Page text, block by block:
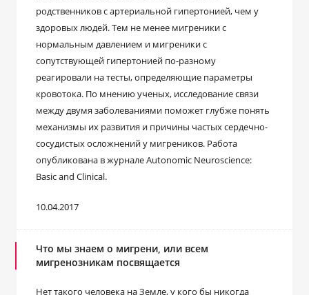
родственников с артериальной гипертонией, чем у
здоровых людей. Тем не менее мигреники c
нормальным давлением и мигреники с
сопутствующей гипертонией по-разному
реагировали на тесты, определяющие параметры
кровотока. По мнению ученых, исследование связи
между двумя заболеваниями поможет глубже понять
механизмы их развития и причины частых сердечно-
сосудистых осложнений у мигреников. Работа
опубликована в журнале Autonomic Neuroscience:
Basic and Clinical.
10.04.2017
Что мы знаем о мигрени, или всем
мигренозникам посвящается
Нет такого человека на Земле, у кого бы никогда